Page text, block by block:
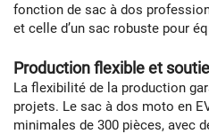
fonction de sac à dos
et celle d’un sac robuste pour
Production flexible et
La flexibilité de la production
projets. Le sac à dos moto en
minimales de 300 pièces, avec